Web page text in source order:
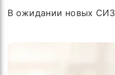
В ожидании новых СИЗ